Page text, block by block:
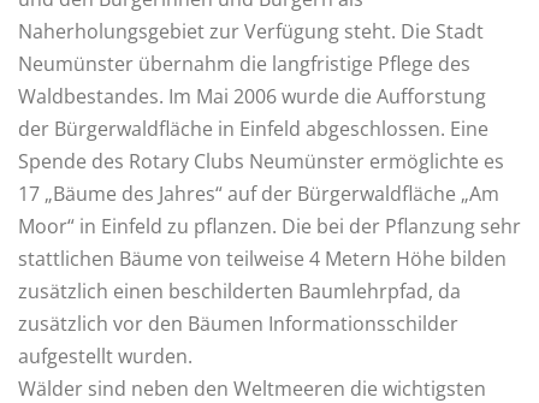
Naherholungsgebiet zur Verfügung steht. Die Stadt
Neumünster übernahm die langfristige Pflege des
Waldbestandes. Im Mai 2006 wurde die Aufforstung
der Bürgerwaldfläche in Einfeld abgeschlossen. Eine
Spende des Rotary Clubs Neumünster ermöglichte es
17 „Bäume des Jahres“ auf der Bürgerwaldfläche „Am
Moor“ in Einfeld zu pflanzen. Die bei der Pflanzung sehr
stattlichen Bäume von teilweise 4 Metern Höhe bilden
zusätzlich einen beschilderten Baumlehrpfad, da
zusätzlich vor den Bäumen Informationsschilder
aufgestellt wurden.
Wälder sind neben den Weltmeeren die wichtigsten